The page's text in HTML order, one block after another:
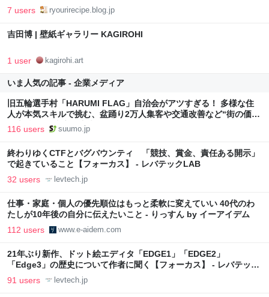
7 users ryourirecipe.blog.jp
吉田博 | 壁紙ギャラリー KAGIROHI
1 user kagirohi.art
いま人気の記事 - 企業メディア
旧五輪選手村「HARUMI FLAG」自治会がアツすぎる！ 多様な住
人が本気スキルで挑む、盆踊り2万人集客や交通改善など“街の価値
向上”戦略 東京・中央区
116 users suumo.jp
終わりゆくCTFとバグバウンティ 「競技、賞金、責任ある開示」
で起きていること【フォーカス】 - レバテックLAB
32 users levtech.jp
仕事・家庭・個人の優先順位はもっと柔軟に変えていい 40代のわ
たしが10年後の自分に伝えたいこと - りっすん by イーアイデム
112 users www.e-aidem.com
21年ぶり新作、ドット絵エディタ「EDGE1」「EDGE2」
「Edge3」の歴史について作者に聞く【フォーカス】 - レバテック
LAB
91 users levtech.jp